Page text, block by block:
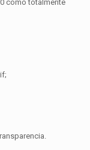
como totalmente